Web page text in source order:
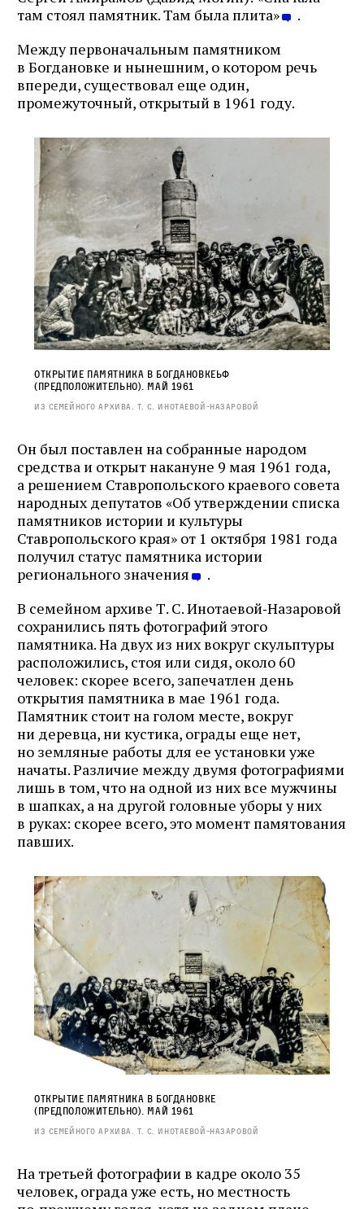
там стоял памятник. Там была плита»
.
Между первоначальным памятником
в Богдановке и нынешним, о котором речь
впереди, существовал еще один,
промежуточный, открытый в 1961 году.
Открытие памятника в Богдановкеьф
(предположительно). Май 1961
Из семейного архива. Т. С. Инотаевой‑Назаровой
Он был поставлен на собранные народом
средства и открыт накануне 9 мая 1961 года,
а решением Ставропольского краевого совета
народных депутатов «Об утверждении списка
памятников истории и культуры
Ставропольского края» от 1 октября 1981 года
получил статус памятника истории
регионального значения
.
В семейном архиве Т. С. Инотаевой‑Назаровой
сохранились пять фотографий этого
памятника. На двух из них вокруг скульптуры
расположились, стоя или сидя, около 60
человек: скорее всего, запечатлен день
открытия памятника в мае 1961 года.
Памятник стоит на голом месте, вокруг
ни деревца, ни кустика, ограды еще нет,
но земляные работы для ее установки уже
начаты. Различие между двумя фотографиями
лишь в том, что на одной из них все мужчины
в шапках, а на другой головные уборы у них
в руках: скорее всего, это момент памятования
павших.
Открытие памятника в Богдановке
(предположительно). Май 1961
Из семейного архива. Т. С. Инотаевой‑Назаровой
На третьей фотографии в кадре около 35
человек, ограда уже есть, но местность